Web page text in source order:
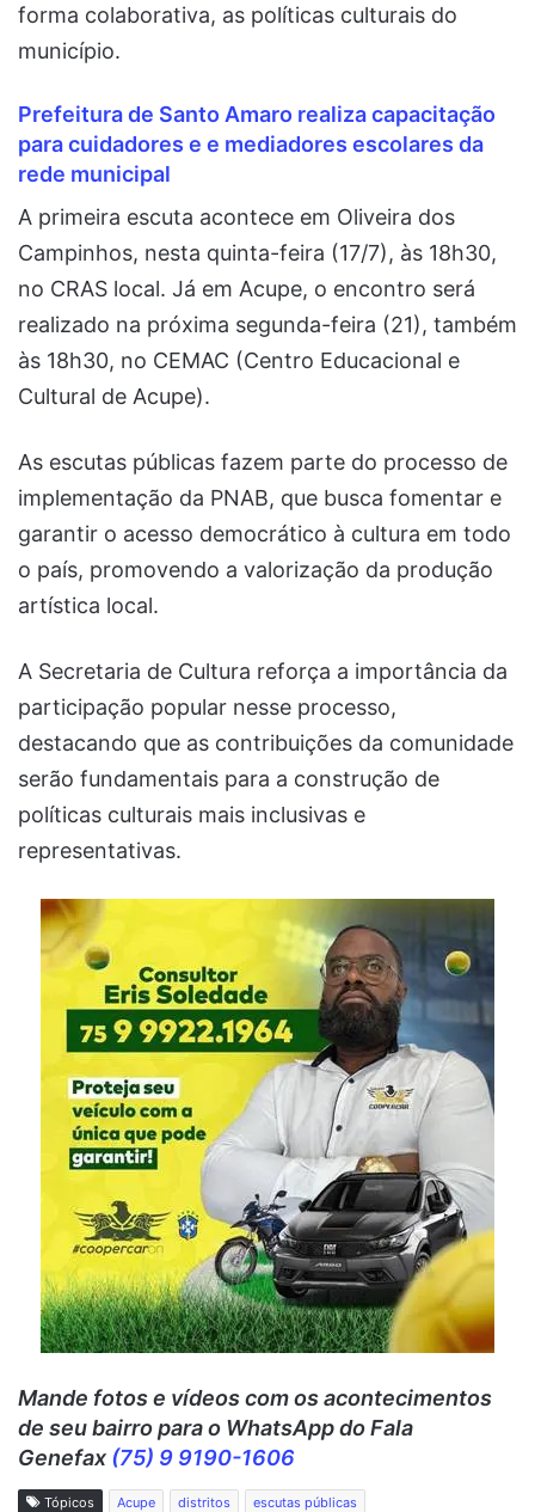
forma colaborativa, as políticas culturais do
município.
Prefeitura de Santo Amaro realiza capacitação
para cuidadores e e mediadores escolares da
rede municipal
A primeira escuta acontece em Oliveira dos
Campinhos, nesta quinta-feira (17/7), às 18h30,
no CRAS local. Já em Acupe, o encontro será
realizado na próxima segunda-feira (21), também
às 18h30, no CEMAC (Centro Educacional e
Cultural de Acupe).
As escutas públicas fazem parte do processo de
implementação da PNAB, que busca fomentar e
garantir o acesso democrático à cultura em todo
o país, promovendo a valorização da produção
artística local.
A Secretaria de Cultura reforça a importância da
participação popular nesse processo,
destacando que as contribuições da comunidade
serão fundamentais para a construção de
políticas culturais mais inclusivas e
representativas.
Mande fotos e vídeos com os acontecimentos
de seu bairro para o WhatsApp do Fala
Genefax (75) 9 9190-1606
Tópicos Acupe distritos
escutas públicas